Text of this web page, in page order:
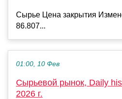
Сырье Цена закрытия
86.807...
01:00, 10 Фев
Сырьевой рынок, Daily
2026 г.